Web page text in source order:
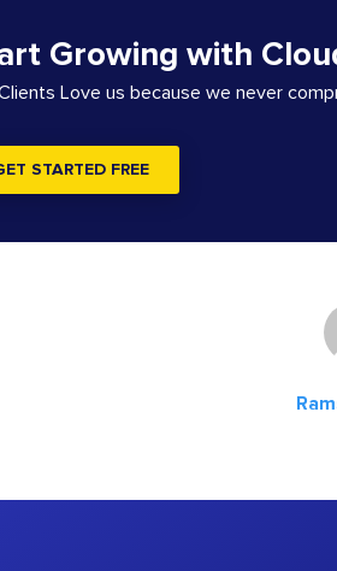
Growing with
Love us because we never
STARTED FREE